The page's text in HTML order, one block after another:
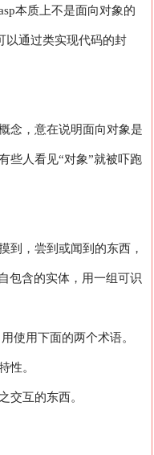
本质上不是面向对象的
以通过类实现代码的封
念，意在说明面向对象是
些人看见“对象”就被吓跑
到，尝到或闻到的东西，
包含的实体，用一组可识
使用下面的两个术语。
性。
交互的东西。